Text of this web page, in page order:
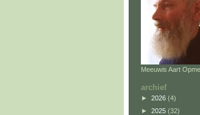
Meeuwis Aart
archief
► 2026 (4)
► 2025 (32)